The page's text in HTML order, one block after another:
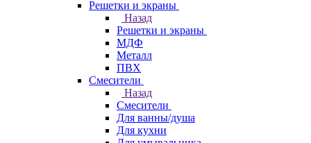
Решетки и экраны
Назад
Решетки и экраны
МДФ
Металл
ПВХ
Смесители
Назад
Смесители
Для ванны/душа
Для кухни